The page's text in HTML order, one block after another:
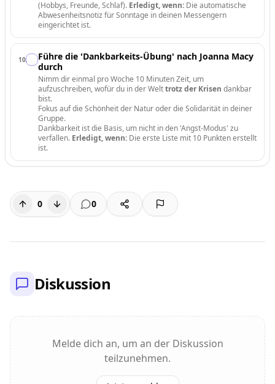
(Hobbys, Freunde, Schlaf). Erledigt, wenn: Die automatische
Abwesenheitsnotiz für Sonntage in deinen Messengern
eingerichtet ist.
10.
Führe die 'Dankbarkeits-Übung' nach Joanna Macy
durch
Nimm dir einmal pro Woche 10 Minuten Zeit, um
aufzuschreiben, wofür du in der Welttrotz der Krisen dankbar
bist.
Fokus auf die Schönheit der Natur oder die Solidarität in deiner
Gruppe.
Dankbarkeit ist die Basis, um nicht in den 'Angst-Modus' zu
verfallen. Erledigt, wenn: Die erste Liste mit 10 Punkten erstellt
ist.
0 0
Diskussion
Melde dich an, um an der Diskussion
teilzunehmen.